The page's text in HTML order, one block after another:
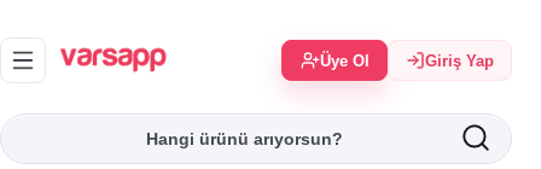
Üye Ol Giriş Yap